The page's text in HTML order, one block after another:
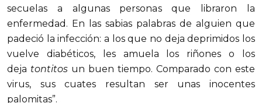
secuelas a algunas personas que libraron la
enfermedad. En las sabias palabras de alguien que
padeció la infección: a los que no deja deprimidos los
vuelve diabéticos, les amuela los riñones o los
deja tontitos un buen tiempo. Comparado con este
virus, sus cuates resultan ser unas inocentes
palomitas”.